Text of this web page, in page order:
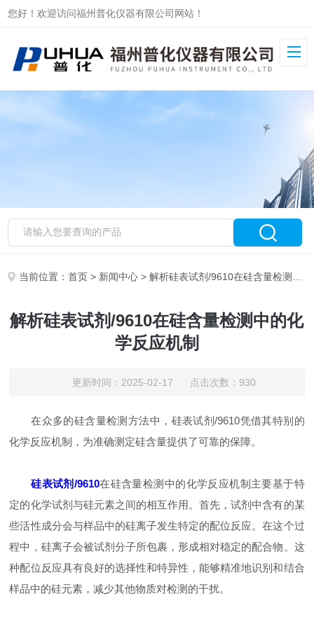
您好！欢迎访问福州普化仪器有限公司网站！
当前位置：首页 > 新闻中心 > 解析硅表试剂/9610在硅含量检测中的化学反应机制
解析硅表试剂/9610在硅含量检测中的化
学反应机制
更新时间：2025-02-17 点击次数：930
在众多的硅含量检测方法中，硅表试剂/9610凭借其特别的
化学反应机制，为准确测定硅含量提供了可靠的保障。
硅表试剂/9610在硅含量检测中的化学反应机制主要基于特
定的化学试剂与硅元素之间的相互作用。首先，试剂中含有的某
些活性成分会与样品中的硅离子发生特定的配位反应。在这个过
程中，硅离子会被试剂分子所包裹，形成相对稳定的配合物。这
种配位反应具有良好的选择性和特异性，能够精准地识别和结合
样品中的硅元素，减少其他物质对检测的干扰。